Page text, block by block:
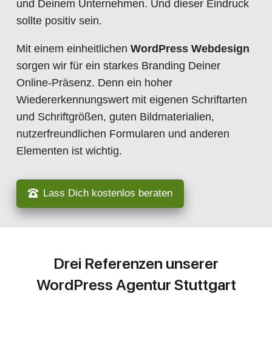
und Deinem Unternehmen. Und dieser Eindruck
sollte positiv sein.
Mit einem einheitlichen WordPress Webdesign
sorgen wir für ein starkes Branding Deiner
Online-Präsenz. Denn ein hoher
Wiedererkennungswert mit eigenen Schriftarten
und Schriftgrößen, guten Bildmaterialien,
nutzerfreundlichen Formularen und anderen
Elementen ist wichtig.
Lass Dich kostenlos beraten
Drei Referenzen unserer
WordPress Agentur Stuttgart